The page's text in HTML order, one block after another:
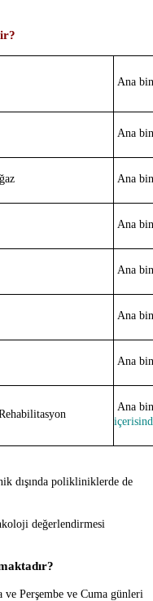
Ana
Ana
Ana
Ana
Ana
Ana
Ana
Ana
dışında polikliniklerde de
değerlendirmesi
ve Perşembe ve Cuma günleri